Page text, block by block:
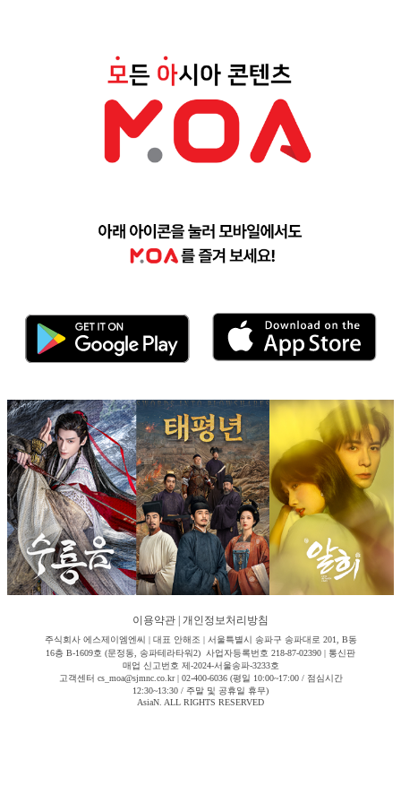
이용약관 개인정보처리방침
주식회사 에스제이엠엔씨 | 대표 안해조 | 서울특별시 송파구 송파대로 201, B동
16층 B-1609호 (문정동, 송파테라타워2) 사업자등록번호 218-87-02390 | 통신판
매업 신고번호 제-2024-서울송파-3233호
고객센터 cs_moa@sjmnc.co.kr | 02-400-6036 (평일 10:00~17:00 / 점심시간
12:30~13:30 / 주말 및 공휴일 휴무)
AsiaN. ALL RIGHTS RESERVED